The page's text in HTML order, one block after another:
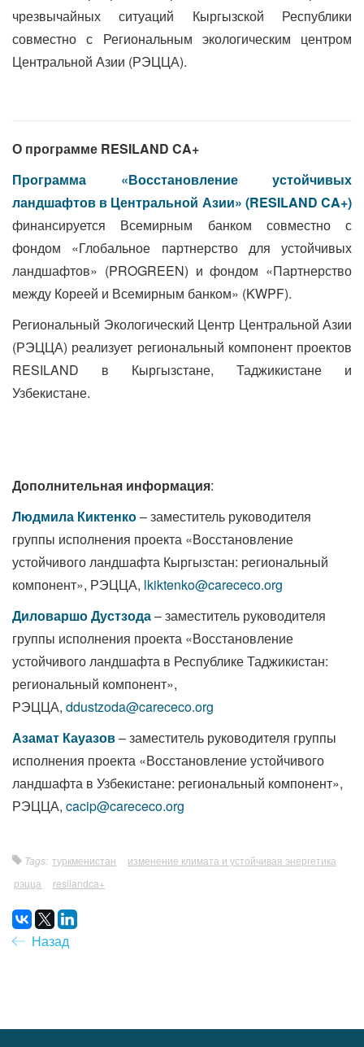
чрезвычайных ситуаций Кыргызской Республики
совместно с Региональным экологическим центром
Центральной Азии (РЭЦЦА).
О программе RESILAND CA+
Программа «Восстановление устойчивых
ландшафтов в Центральной Азии» (RESILAND CA+)
финансируется Всемирным банком совместно с
фондом «Глобальное партнерство для устойчивых
ландшафтов» (PROGREEN) и фондом «Партнерство
между Кореей и Всемирным банком» (KWPF).
Региональный Экологический Центр Центральной Азии
(РЭЦЦА) реализует региональный компонент проектов
RESILAND в Кыргызстане, Таджикистане и
Узбекистане.
Дополнительная информация:
Людмила Киктенко– заместитель руководителя
группы исполнения проекта «Восстановление
устойчивого ландшафта Кыргызстан: региональный
компонент», РЭЦЦА, lkiktenko@carececo.org
Диловаршо Дустзода– заместитель руководителя
группы исполнения проекта «Восстановление
устойчивого ландшафта в Республике Таджикистан:
региональный компонент»,
РЭЦЦА, ddustzoda@carececo.org
Азамат Кауазов– заместитель руководителя группы
исполнения проекта «Восстановление устойчивого
ландшафта в Узбекистане: региональный компонент»,
РЭЦЦА, cacip@carececo.org
Tags: туркменистан
изменение климата и устойчивая энергетика
рэцца
resilandca+
Назад